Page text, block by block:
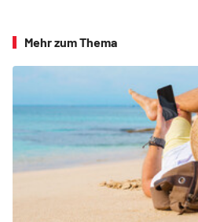
Mehr zum Thema